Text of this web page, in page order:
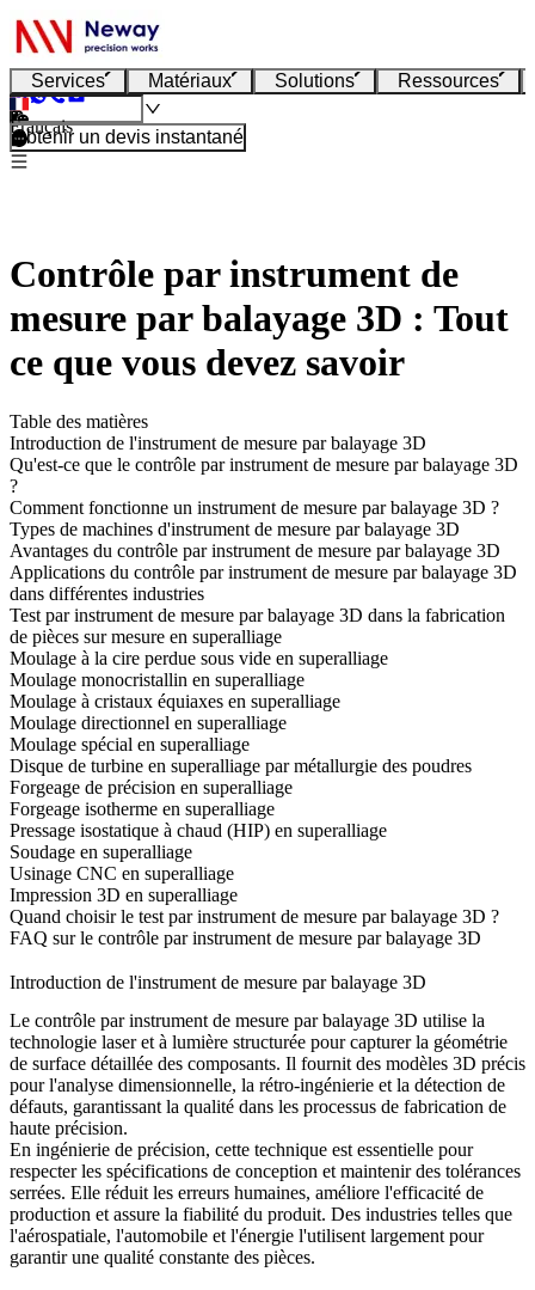
Services Matériaux Solutions Ressources
Français
Obtenir un devis instantané
Contrôle par instrument de
mesure par balayage 3D : Tout
ce que vous devez savoir
Table des matières
Introduction de l'instrument de mesure par balayage 3D
Qu'est-ce que le contrôle par instrument de mesure par balayage 3D
?
Comment fonctionne un instrument de mesure par balayage 3D ?
Types de machines d'instrument de mesure par balayage 3D
Avantages du contrôle par instrument de mesure par balayage 3D
Applications du contrôle par instrument de mesure par balayage 3D
dans différentes industries
Test par instrument de mesure par balayage 3D dans la fabrication
de pièces sur mesure en superalliage
Moulage à la cire perdue sous vide en superalliage
Moulage monocristallin en superalliage
Moulage à cristaux équiaxes en superalliage
Moulage directionnel en superalliage
Moulage spécial en superalliage
Disque de turbine en superalliage par métallurgie des poudres
Forgeage de précision en superalliage
Forgeage isotherme en superalliage
Pressage isostatique à chaud (HIP) en superalliage
Soudage en superalliage
Usinage CNC en superalliage
Impression 3D en superalliage
Quand choisir le test par instrument de mesure par balayage 3D ?
FAQ sur le contrôle par instrument de mesure par balayage 3D
Introduction de l'instrument de mesure par balayage 3D
Le contrôle par instrument de mesure par balayage 3D utilise la
technologie laser et à lumière structurée pour capturer la géométrie
de surface détaillée des composants. Il fournit des modèles 3D précis
pour l'analyse dimensionnelle, la rétro-ingénierie et la détection de
défauts, garantissant la qualité dans les processus de fabrication de
haute précision.
En ingénierie de précision, cette technique est essentielle pour
respecter les spécifications de conception et maintenir des tolérances
serrées. Elle réduit les erreurs humaines, améliore l'efficacité de
production et assure la fiabilité du produit. Des industries telles que
l'aérospatiale, l'automobile et l'énergie l'utilisent largement pour
garantir une qualité constante des pièces.